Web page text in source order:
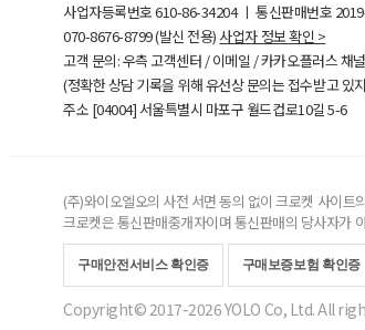
사업자등록번호610-86-34204ㅣ 통신판매번호
070-8676-8799 (발신 전용) 사업자 정보 확인 >
고객 문의: 우측 고객센터 / 이메일 / 카카오플러스 채
(정확한 상담 기록을 위해 유선상 문의는 접수받고 있
주소 [04004] 서울특별시 마포구 월드컵로10길5-6
(주)와이오엘오의 사전 서면 동의 없이 크로켓 사이
크로켓은 통신판매중개자이며 통신판매의 당사자가
구매안전서비스 확인증 구매보증보험 확인증
Copyright© 2017-2026 YOLO Co, Ltd. All